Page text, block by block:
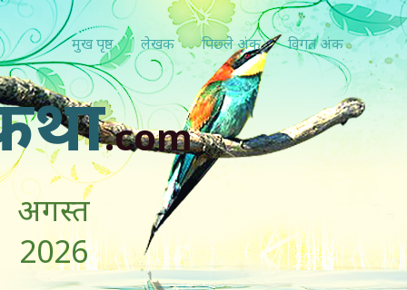
मुख पृष्ठ लेखक पिछ्ले अंक विगत अंक
.com
अगस्त
2026